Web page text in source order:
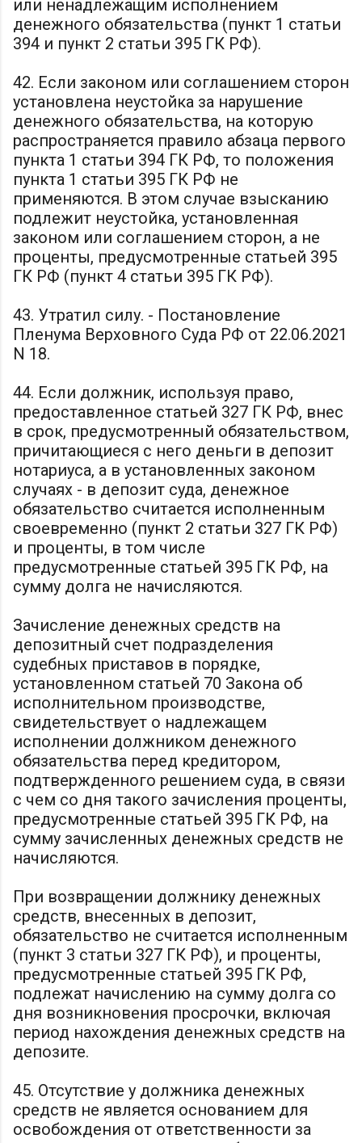
или ненадлежащим исполнением
денежного обязательства (пункт 1 статьи
394 и пункт 2 статьи 395 ГК РФ).
42. Если законом или соглашением сторон
установлена неустойка за нарушение
денежного обязательства, на которую
распространяется правило абзаца первого
пункта 1 статьи 394 ГК РФ, то положения
пункта 1 статьи 395 ГК РФ не
применяются. В этом случае взысканию
подлежит неустойка, установленная
законом или соглашением сторон, а не
проценты, предусмотренные статьей 395
ГК РФ (пункт 4 статьи 395 ГК РФ).
43. Утратил силу. - Постановление
Пленума Верховного Суда РФ от 22.06.2021
N 18.
44. Если должник, используя право,
предоставленное статьей 327 ГК РФ, внес
в срок, предусмотренный обязательством,
причитающиеся с него деньги в депозит
нотариуса, а в установленных законом
случаях - в депозит суда, денежное
обязательство считается исполненным
своевременно (пункт 2 статьи 327 ГК РФ)
и проценты, в том числе
предусмотренные статьей 395 ГК РФ, на
сумму долга не начисляются.
Зачисление денежных средств на
депозитный счет подразделения
судебных приставов в порядке,
установленном статьей 70 Закона об
исполнительном производстве,
свидетельствует о надлежащем
исполнении должником денежного
обязательства перед кредитором,
подтвержденного решением суда, в связи
с чем со дня такого зачисления проценты,
предусмотренные статьей 395 ГК РФ, на
сумму зачисленных денежных средств не
начисляются.
При возвращении должнику денежных
средств, внесенных в депозит,
обязательство не считается исполненным
(пункт 3 статьи 327 ГК РФ), и проценты,
предусмотренные статьей 395 ГК РФ,
подлежат начислению на сумму долга со
дня возникновения просрочки, включая
период нахождения денежных средств на
депозите.
45. Отсутствие у должника денежных
средств не является основанием для
освобождения от ответственности за